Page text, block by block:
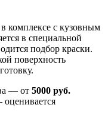
комплексе с кузовным
в специальной
подбор краски.
поверхность
— от 5000 руб.
оценивается